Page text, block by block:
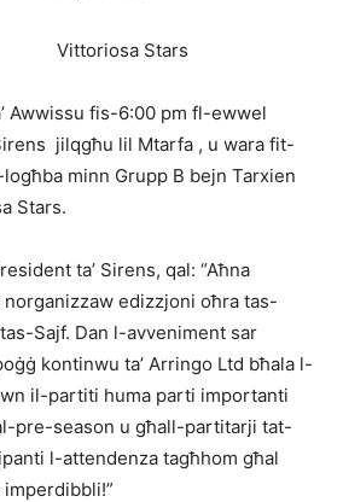
Vittoriosa Stars
Awwissu fis-6:00 pm fl-ewwel
jilqgħu lil Mtarfa , u wara fit-
minn Grupp B bejn Tarxien
Stars.
ta’ Sirens, qal: “Aħna
edizzjoni oħra tas-
Sajf. Dan l-avveniment sar
kontinwu ta’ Arringo Ltd bħala l-
il-partiti huma parti importanti
pre-season u għall-partitarji tat-
l-attendenza tagħhom għal